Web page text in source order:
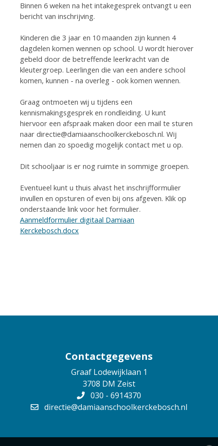
Binnen 6 weken na het intakegesprek ontvangt u een
bericht van inschrijving.
Kinderen die 3 jaar en 10 maanden zijn kunnen 4
dagdelen komen wennen op school. U wordt hierover
gebeld door de betreffende leerkracht van de
kleutergroep. Leerlingen die van een andere school
komen, kunnen - na overleg - ook komen wennen.
Graag ontmoeten wij u tijdens een
kennismakingsgesprek en rondleiding. U kunt
hiervoor een afspraak maken door een mail te sturen
naar directie@damiaanschoolkerckebosch.nl. Wij
nemen dan zo spoedig mogelijk contact met u op.
Dit schooljaar is er nog ruimte in sommige groepen.
Eventueel kunt u thuis alvast het inschrijfformulier
invullen en opsturen of even bij ons afgeven. Klik op
onderstaande link voor het formulier.
Aanmeldformulier digitaal Damiaan
Kerckebosch.docx
Contactgegevens
Graaf Lodewijklaan 1
3708 DM Zeist
030 - 6914370
directie@damiaanschoolkerckebosch.nl